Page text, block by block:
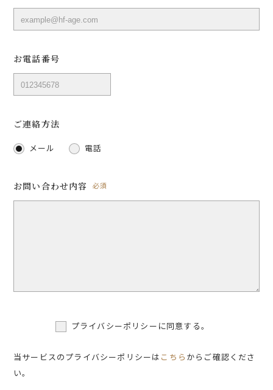
お電話番号
ご連絡方法
メール 電話
お問い合わせ内容 必須
プライバシーポリシーに同意する。
当サービスのプライバシーポリシーは こちら からご確認くださ
い。